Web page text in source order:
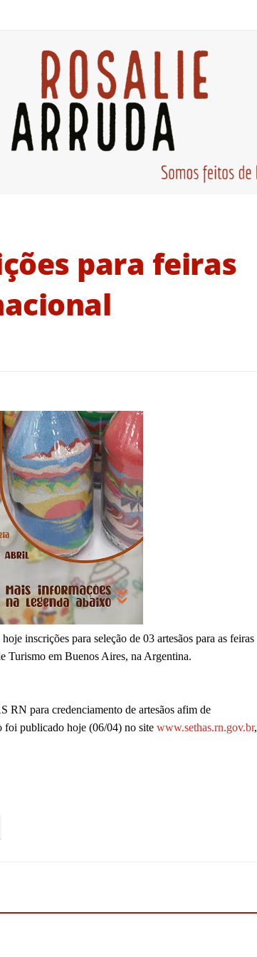
para feiras
inscrições para seleção de 03 artesãos para as feiras
Turismo em Buenos Aires, na Argentina.
para credenciamento de artesãos afim de
foi publicado hoje (06/04) no sitewww.sethas.rn.gov.br,